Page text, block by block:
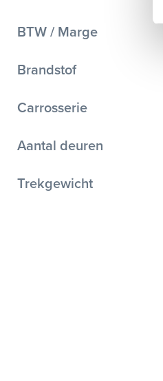
BTW / Marge
BTW
Brandstof
Benzine
Elektrisch
Hybride benzine
Carrosserie
Bestelauto
Chassis cabine
Aantal deuren
Trekgewicht